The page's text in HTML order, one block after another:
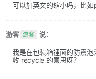
可以加英文的缩小吗，比
游客 游客 说：
我是在包裝箱裡面的防震
收 recycle 的意思呀？